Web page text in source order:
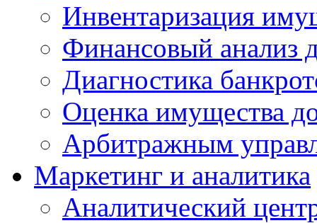
Инвентаризация
Финансовый анализ
Диагностика
Оценка имущества
Арбитражным
Маркетинг и аналитика
Аналитический